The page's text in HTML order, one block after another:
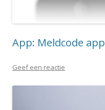
App: Meldcode app
Geef een reactie